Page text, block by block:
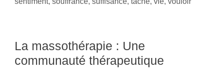
La massothérapie : Une
communauté thérapeutique